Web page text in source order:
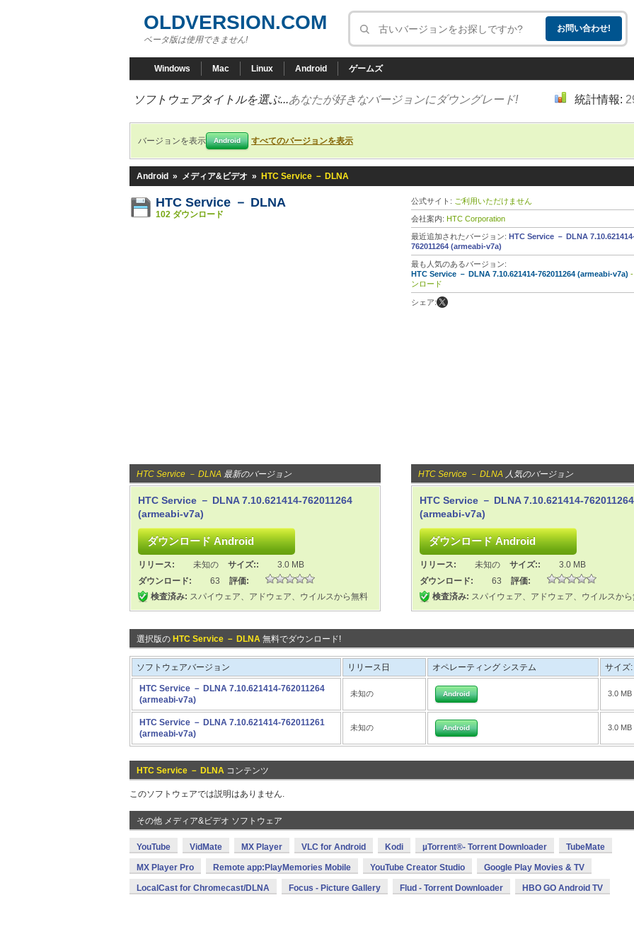
OLDVERSION.COM
ベータ版は使用できません!
Windows Mac Linux Android ゲームズ
ソフトウェアタイトルを選ぶ...あなたが好きなバージョンにダウングレード! 統計情報:
バージョンを表示 Android すべてのバージョンを表示
Android » メディア&ビデオ » HTC Service － DLNA
HTC Service － DLNA
102 ダウンロード
公式サイト: ご利用いただけません
会社案内: HTC Corporation
最近追加されたバージョン: HTC Service － DLNA
762011264 (armeabi-v7a)
最も人気のあるバージョン:
HTC Service － DLNA 7.10.621414-762011264 (armeabi-v7a)
ンロード
シェア:
HTC Service － DLNA 最新のバージョン
HTC Service － DLNA 7.10.621414-762011264
(armeabi-v7a)
リリース: 未知の サイズ::
3.0 MB
ダウンロード:
63
評価:
検査済み: スパイウェア、アドウェア、ウイルスから無料
HTC Service － DLNA 人気のバージョン
HTC Service － DLNA 7.10.621414-762011264
(armeabi-v7a)
リリース: 未知の サイズ::
3.0 MB
ダウンロード:
63
評価:
検査済み: スパイウェア、アドウェア、ウイルスか
選択版の HTC Service － DLNA 無料でダウンロード!
ソフトウェアバージョン リリース日 オペレーティング システム サイズ:
HTC Service － DLNA 7.10.621414-762011264
(armeabi-v7a)
未知の Android 3.0 MB
HTC Service － DLNA 7.10.621414-762011261
(armeabi-v7a)
未知の Android 3.0 MB
HTC Service － DLNA コンテンツ
このソフトウェアでは説明はありません.
その他 メディア&ビデオ ソフトウェア
YouTube VidMate MX Player VLC for Android Kodi µTorrent®- Torrent Downloader TubeMate
MX Player Pro Remote app:PlayMemories Mobile YouTube Creator Studio Google Play Movies & TV
LocalCast for Chromecast/DLNA Focus - Picture Gallery Flud - Torrent Downloader HBO GO Android TV